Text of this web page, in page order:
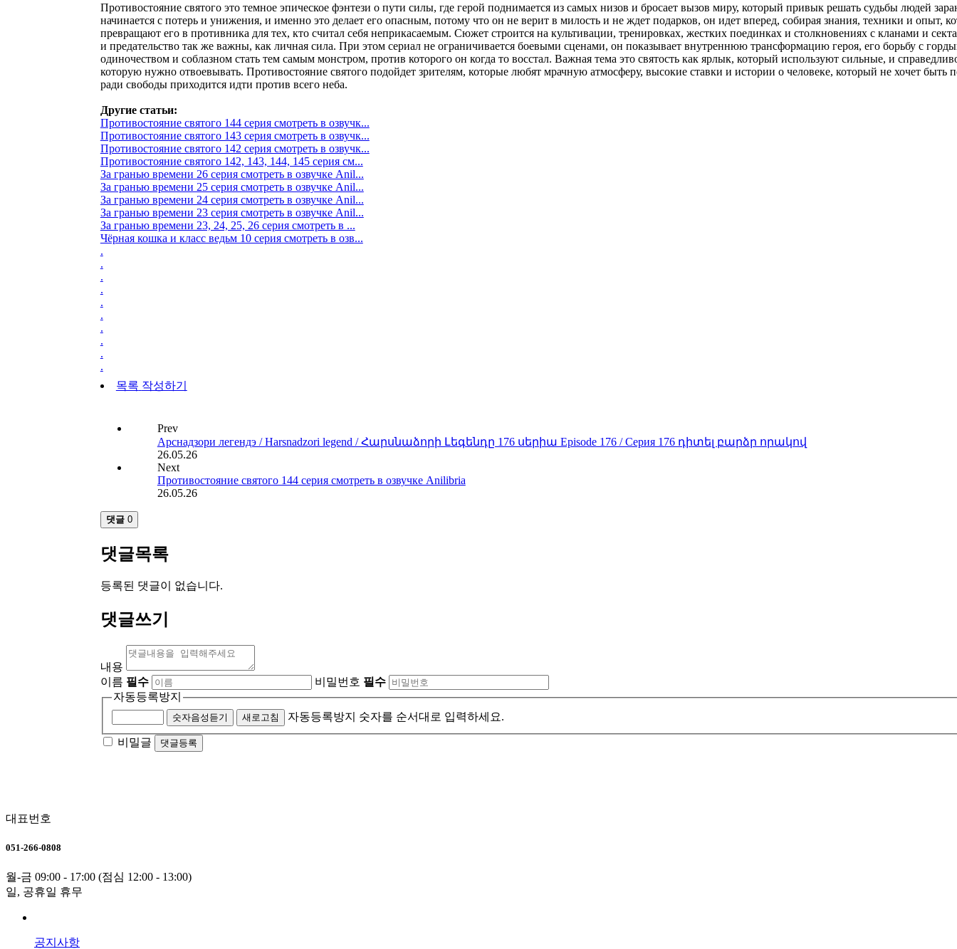
Противостояние святого это темное эпическое фэнтези о пути силы, где герой поднимается из самых низов и бросает вызов миру, который привык решать судьбы людей
начинается с потерь и унижения, и именно это делает его опасным, потому что он не верит в милость и не ждет подарков, он идет вперед, собирая знания, техники и опыт,
превращают его в противника для тех, кто считал себя неприкасаемым. Сюжет строится на культивации, тренировках, жестких поединках и столкновениях с кланами и
и предательство так же важны, как личная сила. При этом сериал не ограничивается боевыми сценами, он показывает внутреннюю трансформацию героя, его борьбу с
одиночеством и соблазном стать тем самым монстром, против которого он когда то восстал. Важная тема это святость как ярлык, который используют сильные, и
которую нужно отвоевывать. Противостояние святого подойдет зрителям, которые любят мрачную атмосферу, высокие ставки и истории о человеке, который не хочет быть
ради свободы приходится идти против всего неба.
Другие статьи:
Противостояние святого 144 серия смотреть в озвучк...
Противостояние святого 143 серия смотреть в озвучк...
Противостояние святого 142 серия смотреть в озвучк...
Противостояние святого 142, 143, 144, 145 серия см...
За гранью времени 26 серия смотреть в озвучке Anil...
За гранью времени 25 серия смотреть в озвучке Anil...
За гранью времени 24 серия смотреть в озвучке Anil...
За гранью времени 23 серия смотреть в озвучке Anil...
За гранью времени 23, 24, 25, 26 серия смотреть в ...
Чёрная кошка и класс ведьм 10 серия смотреть в озв...
.
.
.
.
.
.
.
.
.
.
목록 작성하기
Prev
Арснадзори легендэ / Harsnadzori legend / Հարսնաձորի Լեգենդը 176 սերիա Episode 176 / Серия 176 դիտել բարձր որակով
26.05.26
Next
Противостояние святого 144 серия смотреть в озвучке Anilibria
26.05.26
댓글0
댓글목록
등록된 댓글이 없습니다.
댓글쓰기
내용
이름 필수 비밀번호 필수
자동등록방지
숫자음성듣기 새로고침 자동등록방지 숫자를 순서대로 입력하세요.
비밀글 댓글등록
대표번호
051-266-0808
월-금 09:00 - 17:00 (점심 12:00 - 13:00)
일, 공휴일 휴무
공지사항